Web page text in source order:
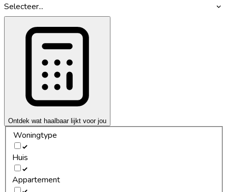
Selecteer...
Ontdek wat haalbaar lijkt voor jou
Woningtype
Huis
Appartement